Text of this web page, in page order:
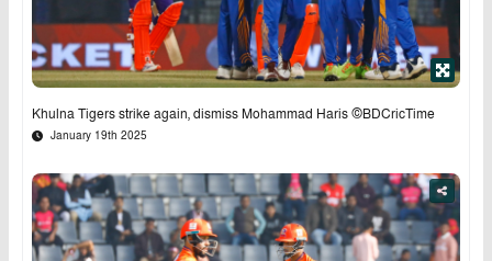
Khulna Tigers strike again, dismiss Mohammad Haris ©BDCricTime
January 19th 2025